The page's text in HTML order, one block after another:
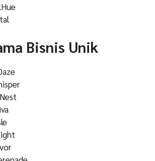
Bisnis Unik